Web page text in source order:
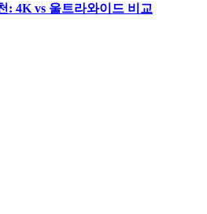
: 4K vs 울트라와이드 비교